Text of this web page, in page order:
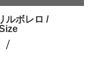
ルボレロ /
/